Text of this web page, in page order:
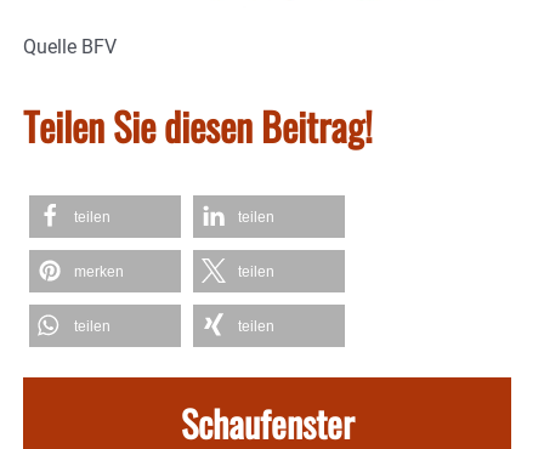
Quelle BFV
Teilen Sie diesen Beitrag!
teilen teilen
merken teilen
teilen teilen
Schaufenster